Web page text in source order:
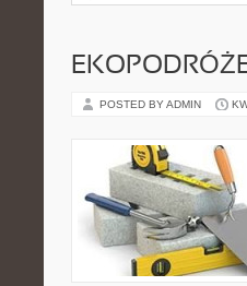
POSTED BY ADMIN